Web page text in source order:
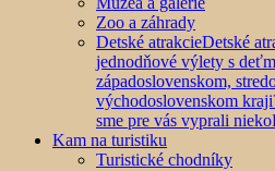
Zoo a záhrady
Detské atrakcieDetské
jednodňové výlety s
západoslovenskom,
východoslovenskom
sme pre vás vyprali
Kam na turistiku
Turistické chodníky